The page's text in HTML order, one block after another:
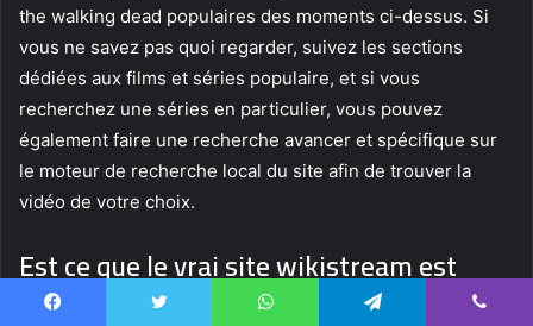
the walking dead populaires des moments ci-dessus. Si
vous ne savez pas quoi regarder, suivez les sections
dédiées aux films et séries populaire, et si vous
recherchez une séries en particulier, vous pouvez
également faire une recherche avancer et spécifique sur
le moteur de recherche local du site afin de trouver la
vidéo de votre choix.
Est ce que le vrai site wikistream est
disponible ?